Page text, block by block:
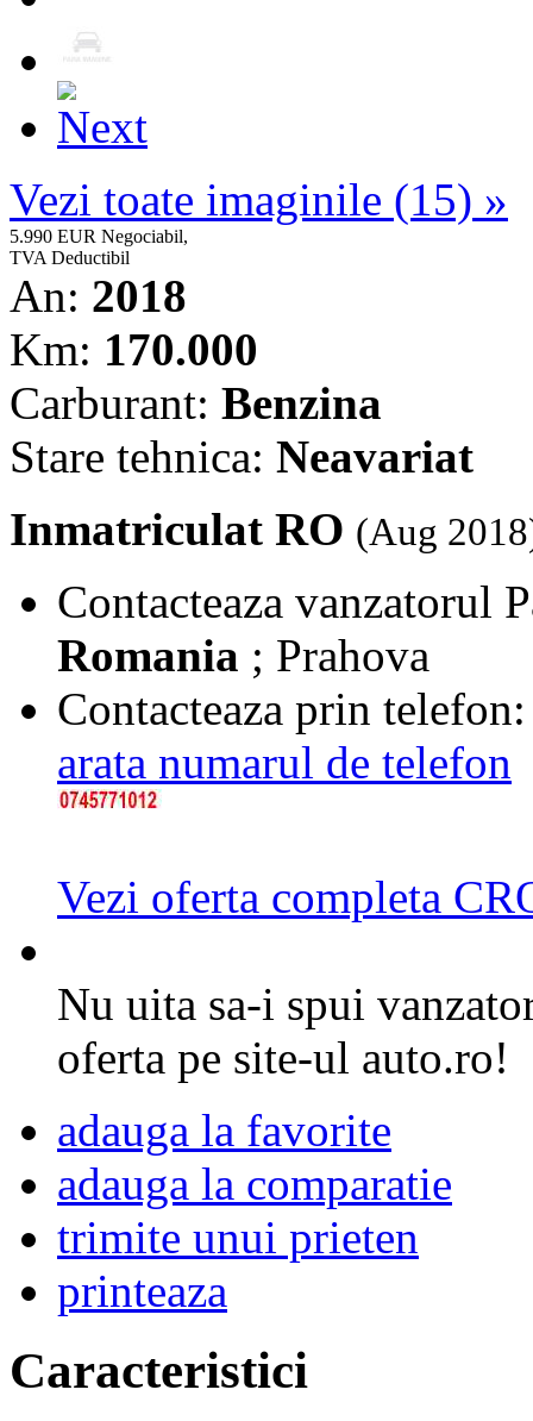
Vezi toate imaginile (15) »
5.990 EUR Negociabil,
TVA Deductibil
An: 2018
Km: 170.000
Carburant: Benzina
Stare tehnica: Neavariat
Inmatriculat RO (Aug
Contacteaza vanzatorul
Romania ; Prahova
Contacteaza prin telefon:
arata numarul de telefon
Vezi oferta completa
Nu uita sa-i spui
oferta pe site-ul auto.ro!
adauga la favorite
adauga la comparatie
trimite unui prieten
printeaza
Caracteristici